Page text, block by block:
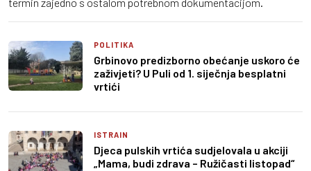
termin zajedno s ostalom potrebnom dokumentacijom.
POLITIKA
Grbinovo predizborno obećanje uskoro će
zaživjeti? U Puli od 1. siječnja besplatni
vrtići
ISTRAIN
Djeca pulskih vrtića sudjelovala u akciji
„Mama, budi zdrava – Ružičasti listopad“